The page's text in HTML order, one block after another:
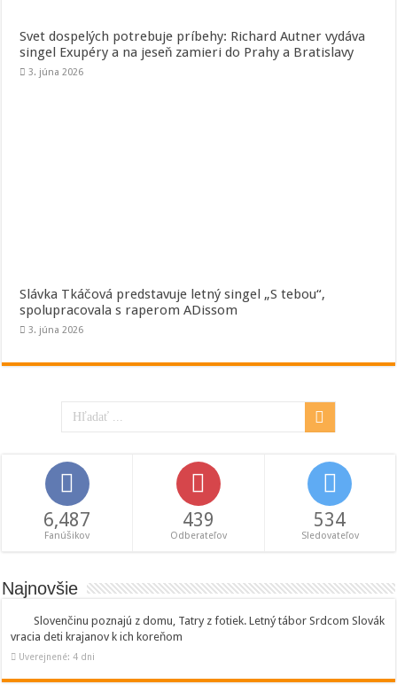
Svet dospelých potrebuje príbehy: Richard Autner vydáva
singel Exupéry a na jeseň zamieri do Prahy a Bratislavy
3. júna 2026
Slávka Tkáčová predstavuje letný singel „S tebou“,
spolupracovala s raperom ADissom
3. júna 2026
6,487
Fanúšikov
439
Odberateľov
534
Sledovateľov
Najnovšie
Slovenčinu poznajú z domu, Tatry z fotiek. Letný tábor Srdcom Slovák
vracia deti krajanov k ich koreňom
Uverejnené: 4 dni